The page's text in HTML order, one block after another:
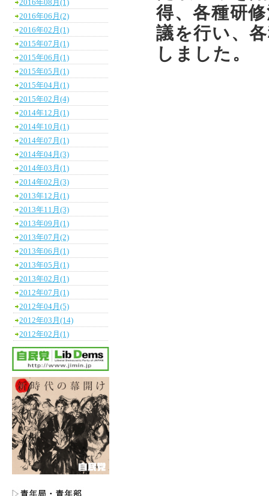
得、各種研
議を行い、
しました。
2016年08月(1)
2016年06月(2)
2016年02月(1)
2015年07月(1)
2015年06月(1)
2015年05月(1)
2015年04月(1)
2015年02月(4)
2014年12月(1)
2014年10月(1)
2014年07月(1)
2014年04月(3)
2014年03月(1)
2014年02月(3)
2013年12月(1)
2013年11月(3)
2013年09月(1)
2013年07月(2)
2013年06月(1)
2013年05月(1)
2013年02月(1)
2012年07月(1)
2012年04月(5)
2012年03月(14)
2012年02月(1)